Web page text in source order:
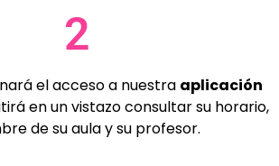
2
el acceso a nuestra aplicación
en un vistazo consultar su horario,
de su aula y su profesor.